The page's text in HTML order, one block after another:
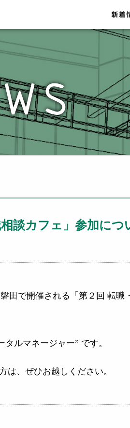
談カフェ」参加につ
田で開催される「第２回 転職
ルマネージャー” です。
は、ぜひお越しください。